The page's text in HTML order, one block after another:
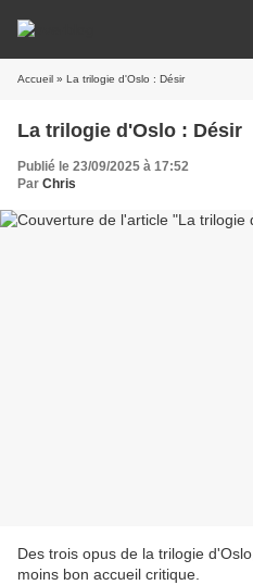
Accueil » La trilogie d'Oslo : Désir
La trilogie d'Oslo : Désir
Publié le 23/09/2025 à 17:52
Par Chris
Des trois opus de la trilogie d'Oslo,
moins bon accueil critique.